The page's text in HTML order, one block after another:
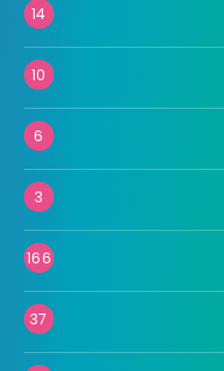
14
10
6
3
166
37